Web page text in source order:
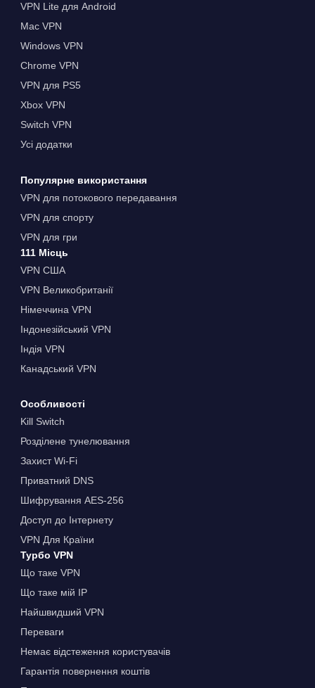
VPN Lite для Android
Mac VPN
Windows VPN
Chrome VPN
VPN для PS5
Xbox VPN
Switch VPN
Усі додатки
Популярне використання
VPN для потокового передавання
VPN для спорту
VPN для гри
111 Місць
VPN США
VPN Великобританії
Німеччина VPN
Індонезійський VPN
Індія VPN
Канадський VPN
Особливості
Kill Switch
Розділене тунелювання
Захист Wi-Fi
Приватний DNS
Шифрування AES-256
Доступ до Інтернету
VPN Для Країни
Турбо VPN
Що таке VPN
Що таке мій IP
Найшвидший VPN
Переваги
Немає відстеження користувачів
Гарантія повернення коштів